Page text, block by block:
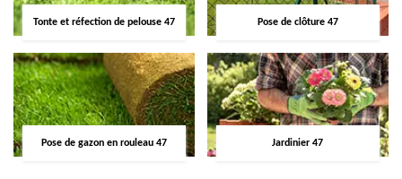
Tonte et réfection de pelouse 47 Pose de clôture 47
Pose de gazon en rouleau 47 Jardinier 47